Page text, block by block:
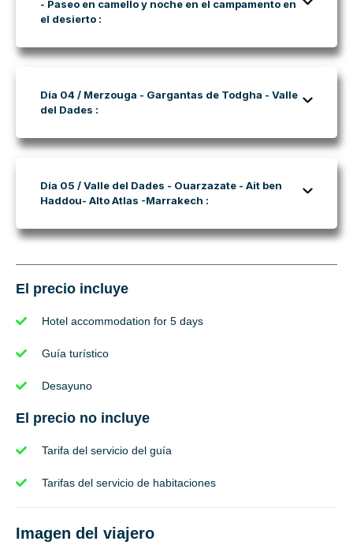
- Paseo en camello y noche en el campamento en
el desierto :
Día 04 / Merzouga - Gargantas de Todgha - Valle
del Dades :
Día 05 / Valle del Dades - Ouarzazate - Ait ben
Haddou- Alto Atlas -Marrakech :
El precio incluye
Hotel accommodation for 5 days
Guía turístico
Desayuno
El precio no incluye
Tarifa del servicio del guía
Tarifas del servicio de habitaciones
Imagen del viajero